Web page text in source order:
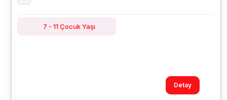
7 - 11 Çocuk Yaşı
Detay